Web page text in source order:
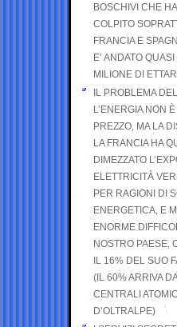
BOSCHIVI CHE
COLPITO
FRANCIA E
E’ ANDATO
MILIONE DI
IL PROBLEMA
L’ENERGIA NON
PREZZO, MA LA
LA FRANCIA HA
DIMEZZATO
ELETTRICITÀ
PER RAGIONI DI
ENERGETICA, E
ENORME
NOSTRO PAESE,
IL 16% DEL SUO
(IL 60% ARRIVA
CENTRALI
D’OLTRALPE)